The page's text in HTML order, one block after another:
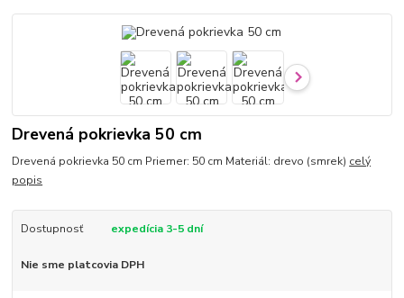
Drevená pokrievka 50 cm
Drevená pokrievka 50 cm Priemer: 50 cm Materiál: drevo (smrek) celý
popis
Dostupnosť expedícia 3-5 dní
Nie sme platcovia DPH